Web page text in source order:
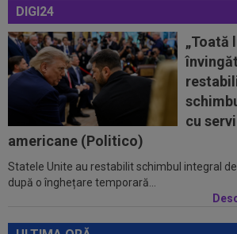
DIGI24
„Toată
cu
americane (Politico)
Statele Unite au restabilit schimbul integral
după o înghețare temporară...
07:55
Gata: Rodri și-a dat acordul
Agentul său a ”rupt” tăcerea
07:47 EXCLUSIV
Ar fi transferul verii!
Dumitrescu i-a spus lui Gigi Becali pe
”Au schimbat contractul”!
Madrid pentru transferul lui...
08:30
UTA - Rapid, LIVE VIDEO, ora
Digi Sport 1. Se anunță un...
Alvarez